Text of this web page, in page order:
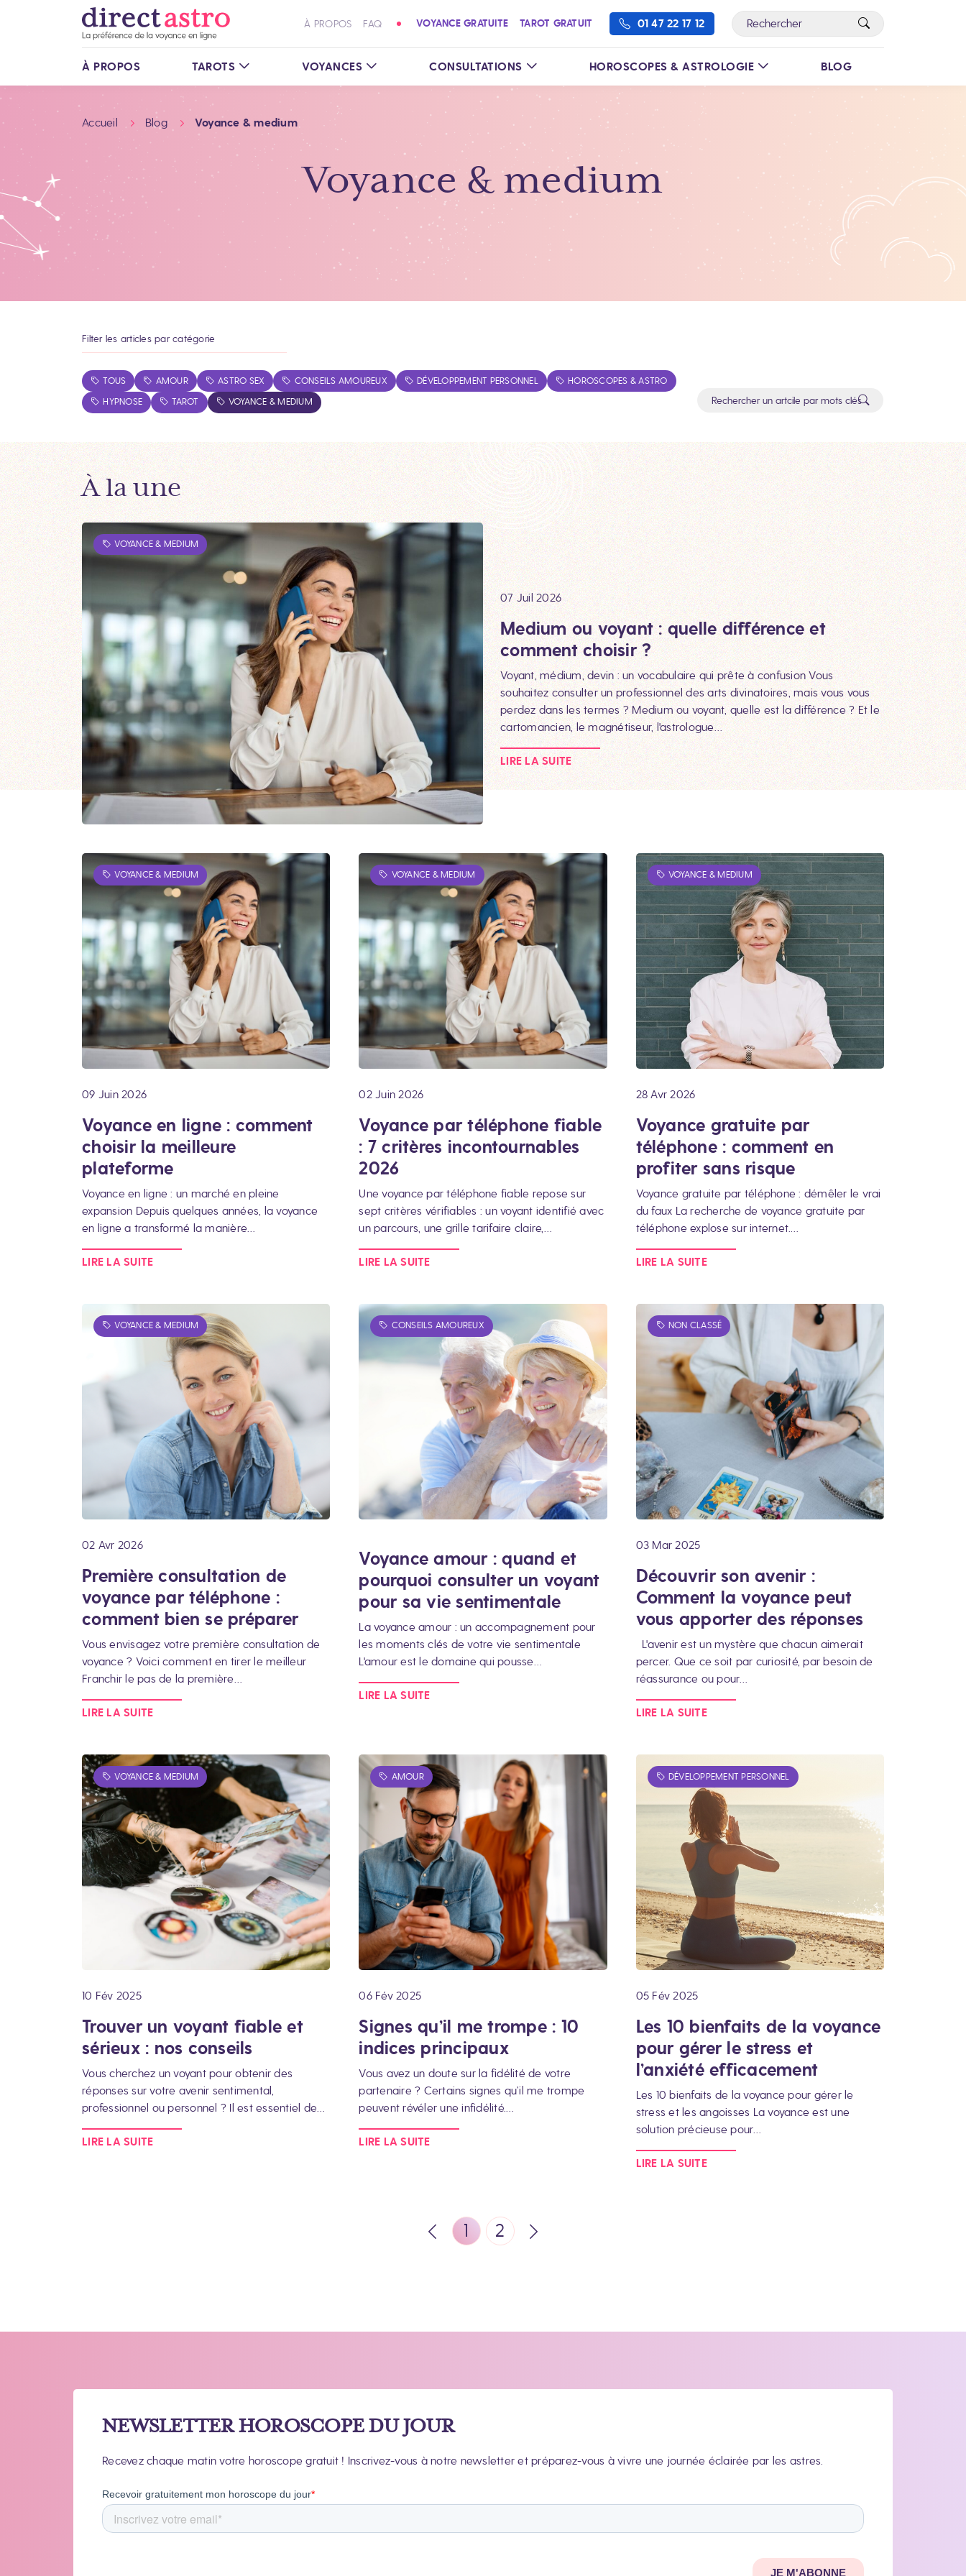
À PROPOS FAQ VOYANCE GRATUITE TAROT GRATUIT 01 47 22 17 12
À PROPOS TAROTS VOYANCES CONSULTATIONS HOROSCOPES & ASTROLOGIE BLOG
Accueil Blog Voyance & medium
Voyance & medium
Filter les articles par catégorie
TOUS AMOUR ASTRO SEX CONSEILS AMOUREUX DÉVELOPPEMENT PERSONNEL
HOROSCOPES & ASTRO
HYPNOSE
TAROT VOYANCE & MEDIUM
À la une
VOYANCE & MEDIUM
07 Juil 2026
Medium ou voyant : quelle différence et
comment choisir ?
Voyant, médium, devin : un vocabulaire qui prête à confusion Vous
souhaitez consulter un professionnel des arts divinatoires, mais vous vous
perdez dans les termes ? Medium ou voyant, quelle est la différence ? Et le
cartomancien, le magnétiseur, l'astrologue…
LIRE LA SUITE
VOYANCE & MEDIUM
09 Juin 2026
Voyance en ligne : comment
choisir la meilleure
plateforme
Voyance en ligne : un marché en pleine
expansion Depuis quelques années, la voyance
en ligne a transformé la manière…
LIRE LA SUITE
VOYANCE & MEDIUM
02 Juin 2026
Voyance par téléphone fiable
: 7 critères incontournables
2026
Une voyance par téléphone fiable repose sur
sept critères vérifiables : un voyant identifié avec
un parcours, une grille tarifaire claire,…
LIRE LA SUITE
VOYANCE & MEDIUM
28 Avr 2026
Voyance gratuite par
téléphone : comment en
profiter sans risque
Voyance gratuite par téléphone : démêler le vrai
du faux La recherche de voyance gratuite par
téléphone explose sur internet.…
LIRE LA SUITE
VOYANCE & MEDIUM
02 Avr 2026
Première consultation de
voyance par téléphone :
comment bien se préparer
Vous envisagez votre première consultation de
voyance ? Voici comment en tirer le meilleur
Franchir le pas de la première…
LIRE LA SUITE
CONSEILS AMOUREUX
Voyance amour : quand et
pourquoi consulter un voyant
pour sa vie sentimentale
La voyance amour : un accompagnement pour
les moments clés de votre vie sentimentale
L'amour est le domaine qui pousse…
LIRE LA SUITE
NON CLASSÉ
03 Mar 2025
Découvrir son avenir :
Comment la voyance peut
vous apporter des réponses
L'avenir est un mystère que chacun aimerait
percer. Que ce soit par curiosité, par besoin de
réassurance ou pour…
LIRE LA SUITE
VOYANCE & MEDIUM
10 Fév 2025
Trouver un voyant fiable et
sérieux : nos conseils
Vous cherchez un voyant pour obtenir des
réponses sur votre avenir sentimental,
professionnel ou personnel ? Il est essentiel de…
LIRE LA SUITE
AMOUR
06 Fév 2025
Signes qu’il me trompe : 10
indices principaux
Vous avez un doute sur la fidélité de votre
partenaire ? Certains signes qu’il me trompe
peuvent révéler une infidélité.…
LIRE LA SUITE
DÉVELOPPEMENT PERSONNEL
05 Fév 2025
Les 10 bienfaits de la voyance
pour gérer le stress et
l’anxiété efficacement
Les 10 bienfaits de la voyance pour gérer le
stress et les angoisses La voyance est une
solution précieuse pour…
LIRE LA SUITE
1 2
NEWSLETTER HOROSCOPE DU JOUR
Recevez chaque matin votre horoscope gratuit ! Inscrivez-vous à notre newsletter et préparez-vous à vivre une journée éclairée par les astres.